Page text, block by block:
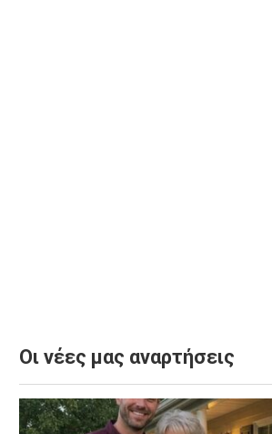
Οι νέες μας αναρτήσεις